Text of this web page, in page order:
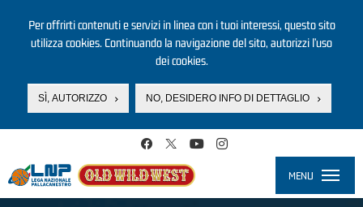
Per offrirti contenuti e servizi in linea con i tuoi interessi, questo sito
utilizza cookies. Continuando la navigazione del sito, autorizzi l’uso
dei cookies.
SÌ, AUTORIZZO NO, DESIDERO INFO DI DETTAGLIO
MENU